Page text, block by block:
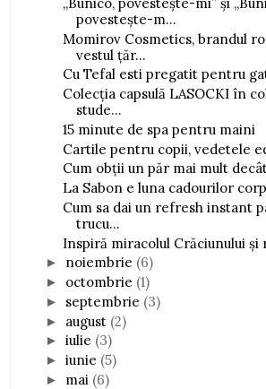
povestește-m...
Momirov Cosmetics, brandul
vestul țăr...
Cu Tefal esti pregatit pentru
Colecția capsulă LASOCKI în
stude...
15 minute de spa pentru maini
Cartile pentru copii, vedetele
Cum obții un păr mai mult
La Sabon e luna cadourilor
Cum sa dai un refresh instant
trucu...
Inspiră miracolul Crăciunului și
► noiembrie (6)
► octombrie (1)
► septembrie (3)
► august (2)
►iulie (3)
►iunie (5)
► mai (6)